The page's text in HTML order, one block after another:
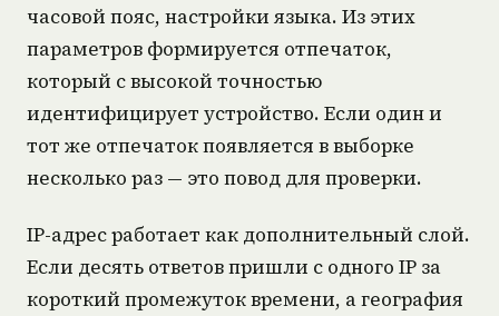
часовой пояс, настройки языка. Из этих
параметров формируется отпечаток,
который с высокой точностью
идентифицирует устройство. Если один и
тот же отпечаток появляется в выборке
несколько раз — это повод для проверки.
IP-адрес работает как дополнительный слой.
Если десять ответов пришли с одного IP за
короткий промежуток времени, а география